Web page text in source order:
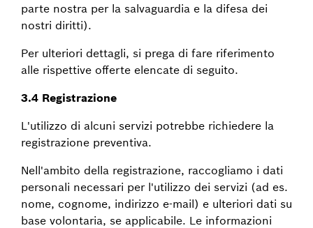
parte nostra per la salvaguardia e la difesa dei
nostri diritti).
Per ulteriori dettagli, si prega di fare riferimento
alle rispettive offerte elencate di seguito.
3.4 Registrazione
L'utilizzo di alcuni servizi potrebbe richiedere la
registrazione preventiva.
Nell'ambito della registrazione, raccogliamo i dati
personali necessari per l'utilizzo dei servizi (ad es.
nome, cognome, indirizzo e-mail) e ulteriori dati su
base volontaria, se applicabile. Le informazioni